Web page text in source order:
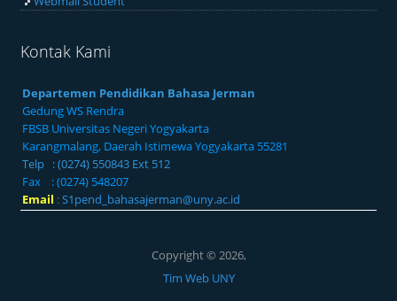
Kontak Kami
Departemen Pendidikan Bahasa Jerman
Gedung WS Rendra
FBSB Universitas Negeri Yogyakarta
Karangmalang, Daerah Istimewa Yogyakarta 55281
Telp : (0274) 550843 Ext 512
Fax : (0274) 548207
Email :S1pend_bahasajerman@uny.ac.id
Copyright © 2026,
Tim Web UNY